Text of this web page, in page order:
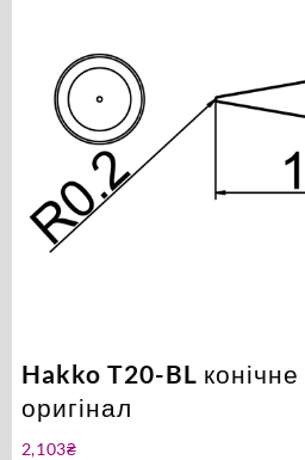
Hakko T20-BL
оригінал
2,103₴